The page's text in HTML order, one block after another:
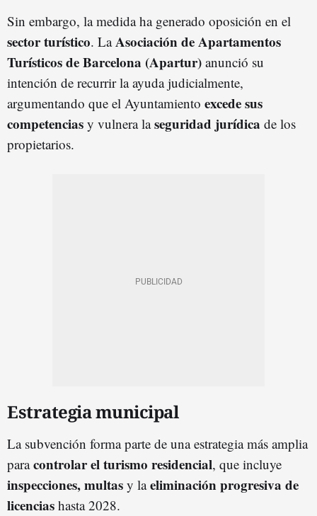
Sin embargo, la medida ha generado oposición en el
sector turístico. LaAsociación de Apartamentos
Turísticos de Barcelona (Apartur) anunció su
intención de recurrir la ayuda judicialmente,
argumentando que el Ayuntamiento excede sus
competencias y vulnera laseguridad jurídica de los
propietarios.
Estrategia municipal
La subvención forma parte de una estrategia más amplia
paracontrolar el turismo residencial, que incluye
inspecciones, multas y laeliminación progresiva de
licencias hasta 2028.